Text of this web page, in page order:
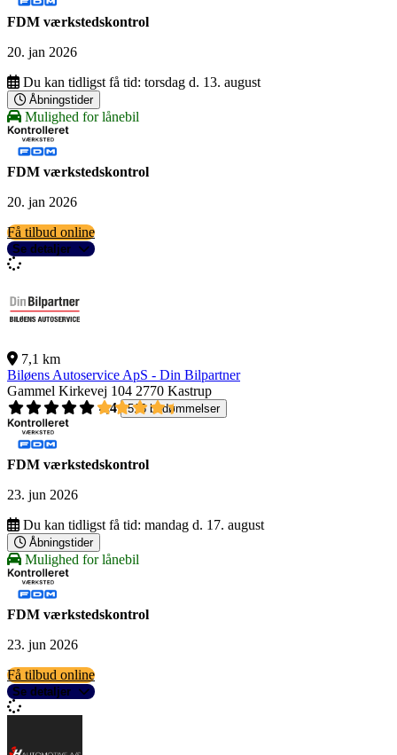
FDM værkstedskontrol
20. jan 2026
Du kan tidligst få tid: torsdag d. 13. august
Åbningstider
Mulighed for lånebil
FDM værkstedskontrol
20. jan 2026
Få tilbud online
Se detaljer
7,1 km
Biløens Autoservice ApS - Din Bilpartner
Gammel Kirkevej 104 2770 Kastrup
4,4
516 bedømmelser
FDM værkstedskontrol
23. jun 2026
Du kan tidligst få tid: mandag d. 17. august
Åbningstider
Mulighed for lånebil
FDM værkstedskontrol
23. jun 2026
Få tilbud online
Se detaljer